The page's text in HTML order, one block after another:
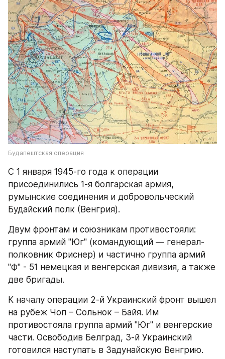
Будапештская операция
С 1 января 1945-го года к операции
присоединились 1-я болгарская армия,
румынские соединения и добровольческий
Будайский полк (Венгрия).
Двум фронтам и союзникам противостояли:
группа армий "Юг" (командующий — генерал-
полковник Фриснер) и частично группа армий
"Ф" - 51 немецкая и венгерская дивизия, а также
две бригады.
К началу операции 2-й Украинский фронт вышел
на рубеж Чоп – Сольнок – Байя. Им
противостояла группа армий "Юг" и венгерские
части. Освободив Белград, 3-й Украинский
готовился наступать в Задунайскую Венгрию.